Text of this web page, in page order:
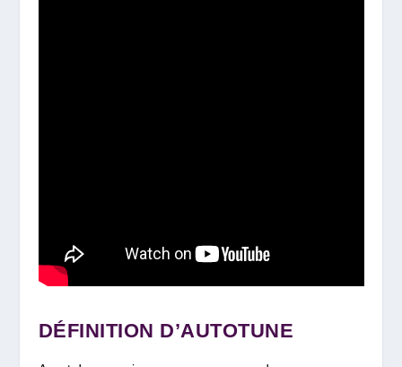
DÉFINITION D’AUTOTUNE